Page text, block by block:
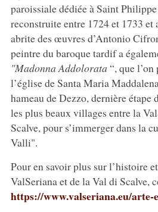
paroissiale dédiée à Saint
reconstruite entre 1724 et 1733 et
abrite des œuvres d’Antonio
peintre du baroque tardif a
"Madonna Addolorata “, que
l’église de Santa Maria
hameau de Dezzo, dernière étape
les plus beaux villages entre la
Scalve, pour s’immerger dans la
Valli".
Pour en savoir plus sur l’histoire
ValSeriana et de la Val di Scalve,
https://www.valseriana.eu/